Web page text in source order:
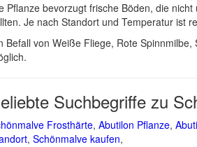
Pflanze bevorzugt frische Böden, die
Je nach Standort und Temperatur ist
Befall von Weiße Fliege, Rote
Suchbegriffe zu
Frosthärte, Abutilon Pflanze,
, Schönmalve kaufen,